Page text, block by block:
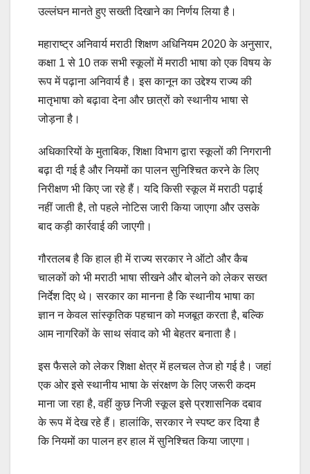
उल्लंघन मानते हुए सख्ती दिखाने का निर्णय लिया है।
महाराष्ट्र अनिवार्य मराठी शिक्षण अधिनियम 2020 के अनुसार,
कक्षा 1 से 10 तक सभी स्कूलों में मराठी भाषा को एक विषय के
रूप में पढ़ाना अनिवार्य है। इस कानून का उद्देश्य राज्य की
मातृभाषा को बढ़ावा देना और छात्रों को स्थानीय भाषा से
जोड़ना है।
अधिकारियों के मुताबिक, शिक्षा विभाग द्वारा स्कूलों की निगरानी
बढ़ा दी गई है और नियमों का पालन सुनिश्चित करने के लिए
निरीक्षण भी किए जा रहे हैं। यदि किसी स्कूल में मराठी पढ़ाई
नहीं जाती है, तो पहले नोटिस जारी किया जाएगा और उसके
बाद कड़ी कार्रवाई की जाएगी।
गौरतलब है कि हाल ही में राज्य सरकार ने ऑटो और कैब
चालकों को भी मराठी भाषा सीखने और बोलने को लेकर सख्त
निर्देश दिए थे। सरकार का मानना है कि स्थानीय भाषा का
ज्ञान न केवल सांस्कृतिक पहचान को मजबूत करता है, बल्कि
आम नागरिकों के साथ संवाद को भी बेहतर बनाता है।
इस फैसले को लेकर शिक्षा क्षेत्र में हलचल तेज हो गई है। जहां
एक ओर इसे स्थानीय भाषा के संरक्षण के लिए जरूरी कदम
माना जा रहा है, वहीं कुछ निजी स्कूल इसे प्रशासनिक दबाव
के रूप में देख रहे हैं। हालांकि, सरकार ने स्पष्ट कर दिया है
कि नियमों का पालन हर हाल में सुनिश्चित किया जाएगा।